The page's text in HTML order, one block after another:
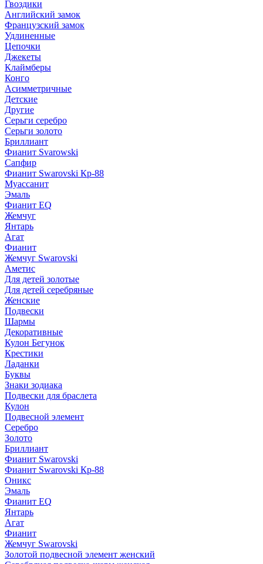
Гвоздики
Английский замок
Французский замок
Удлиненные
Цепочки
Джекеты
Клаймберы
Конго
Асимметричные
Детские
Другие
Серьги серебро
Серьги золото
Бриллиант
Фианит Svarowski
Сапфир
Фианит Swarovski Кр-88
Муассанит
Эмаль
Фианит EQ
Жемчуг
Янтарь
Агат
Фианит
Жемчуг Swarovski
Аметис
Для детей золотые
Для детей серебряные
Женские
Подвески
Шармы
Декоративные
Кулон Бегунок
Крестики
Ладанки
Буквы
Знаки зодиака
Подвески для браслета
Кулон
Подвесной элемент
Серебро
Золото
Бриллиант
Фианит Swarovski
Фианит Swarovski Кр-88
Оникс
Эмаль
Фианит EQ
Янтарь
Агат
Фианит
Жемчуг Swarovski
Золотой подвесной элемент женcкий